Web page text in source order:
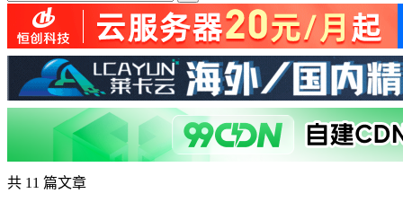
共 11 篇文章